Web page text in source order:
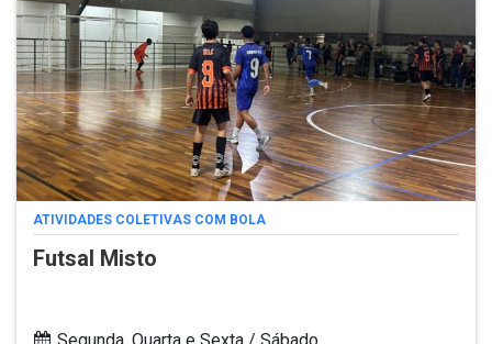
ATIVIDADES COLETIVAS COM BOLA
Futsal Misto